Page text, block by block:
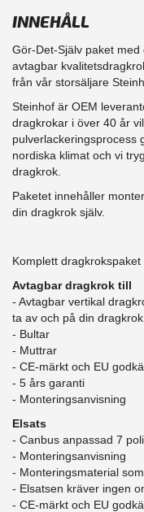
INNEHÅLL
Gör-Det-Själv paket
avtagbar
från vår storsäljare
Steinhof är OEM
dragkrokar i över 40 år
pulverlackeringsprocess
nordiska klimat och vi
dragkrok.
Paketet innehåller
din dragkrok själv.
Komplett
Avtagbar dragkrok till
- Avtagbar vertikal
ta av och på din
- Bultar
- Muttrar
- CE-märkt och EU
​- 5 års garanti
- Monteringsanvisning
Elsats
- Canbus anpassad 7
- Monteringsanvisning
- Monteringsmaterial
- Elsatsen kräver ingen
- CE-märkt och EU